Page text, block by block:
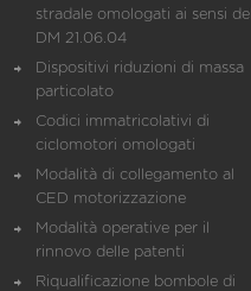
stradale omologati ai sensi del
DM 21.06.04
Dispositivi riduzioni di massa
particolato
Codici immatricolativi di
ciclomotori omologati
Modalità di collegamento al
CED motorizzazione
Modalità operative per il
rinnovo delle patenti
Riqualificazione bombole di